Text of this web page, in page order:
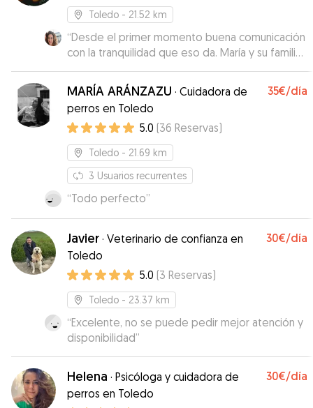
psicológicos....) También cada poquito
recibíamos alguna imagen de nuestra perrita
que eso da mucha tranquilidad. En la hora de
entrega y recogida también han sido muy
puntuales y se adaptan a muchos horarios
diferentes. Así que por nuestra parte sólo
podemos dar las gracias, y que agrademos
enormemente el esfuerzo y dedicación que han
tenido con nuestro cachorro. Si volvemos a la
zona no dudaremos en repetir!
Toledo - 21.52 km
“Desde el primer momento buena comunicación
con la tranquilidad que eso da. María y su familia
han sido muy amables, nos han informado a lo
largo del día y enviado fotos y han tratado a
nuestra perrita estupendamente. Con sus
comidas a sus horas, paseos y la tranquilidad de
estar en una casa fresquita, cómoda y
acompañada. Los recomiendo sin duda si estáis
por Toledo o si venís al parque Puy du Fou ya
que está a 15 min de su casa. Una experiencia
muy buena. Gracias por todo.
MARÍA ARÁNZAZU · Cuidadora de
perros en Toledo
35€/día
5.0 (36 Reservas)
Toledo - 21.69 km
3 Usuarios recurrentes
“Todo perfecto”
Javier · Veterinario de confianza en
Toledo
30€/día
5.0 (3 Reservas)
Toledo - 23.37 km
“Excelente, no se puede pedir mejor atención y
disponibilidad”
Helena · Psicóloga y cuidadora de
perros en Toledo
30€/día